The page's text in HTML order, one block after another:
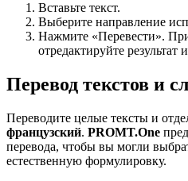
Вставьте текст.
Выберите направление
Нажмите «Перевести».
отредактируйте результат
Перевод текстов и
Переводите целые тексты и
французский. PROMT.One
перевода, чтобы вы могли
естественную формулировку.